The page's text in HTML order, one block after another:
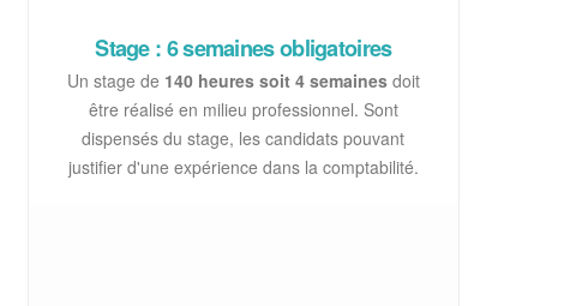
Stage : 6 semaines obligatoires
Un stage de 140 heures soit 4 semainesdoit
être réalisé en milieu professionnel. Sont
dispensés du stage, les candidats pouvant
justifier d'une expérience dans la comptabilité.